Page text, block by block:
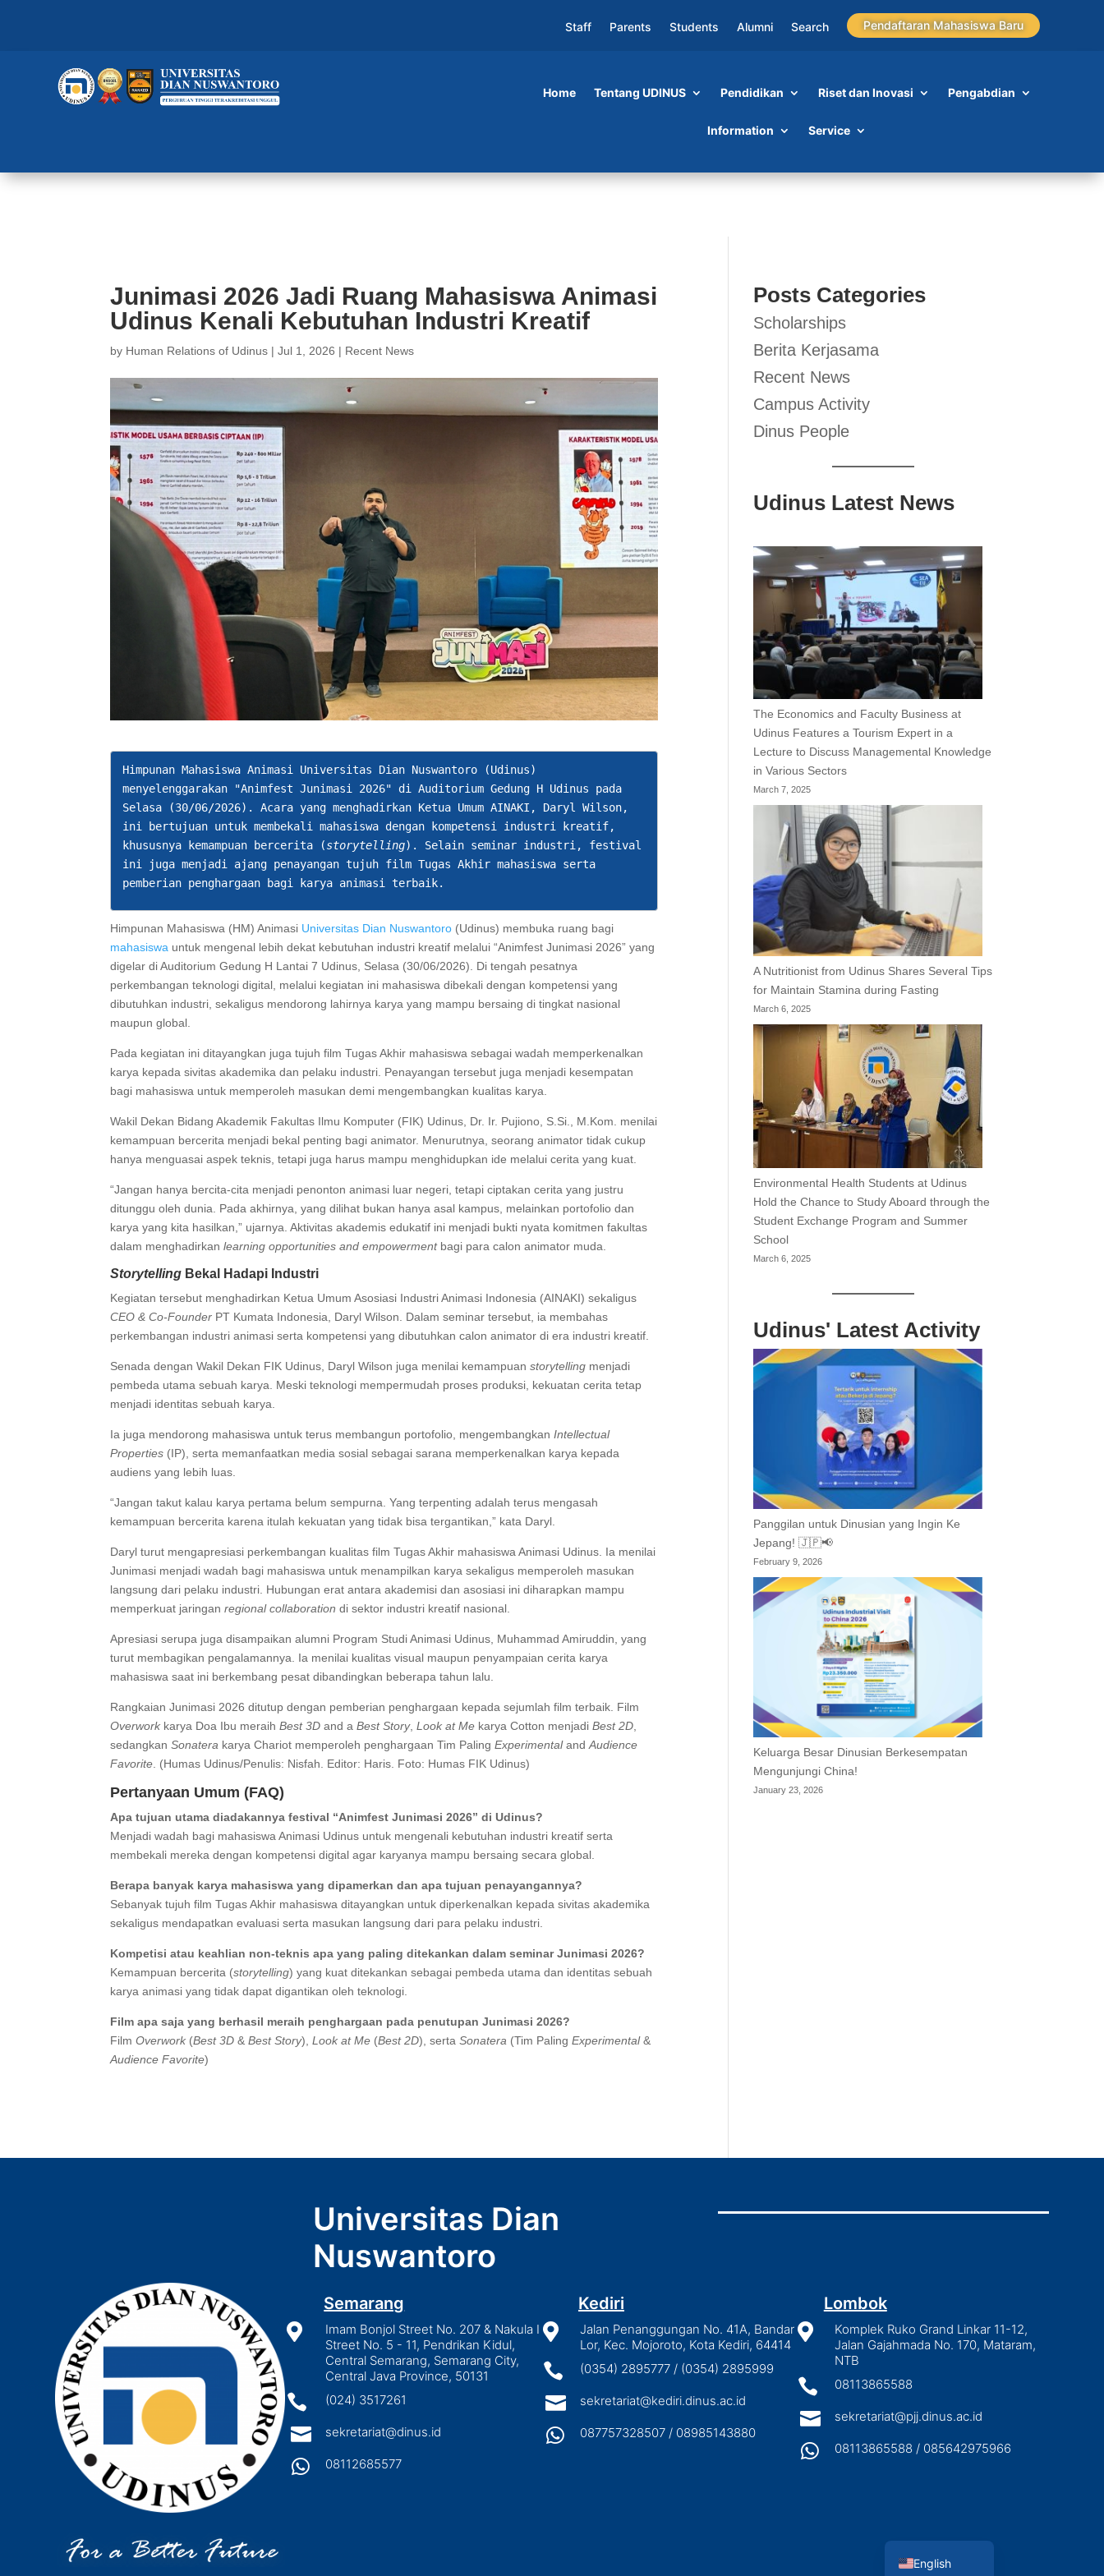
Staff Parents Students Alumni Search Pendaftaran Mahasiswa Baru
Home Tentang UDINUS Pendidikan Riset dan Inovasi Pengabdian
Information Service
Junimasi 2026 Jadi Ruang Mahasiswa Animasi
Udinus Kenali Kebutuhan Industri Kreatif
by Human Relations of Udinus |Jul 1, 2026 | Recent News
Himpunan Mahasiswa Animasi Universitas Dian Nuswantoro (Udinus)
menyelenggarakan "Animfest Junimasi 2026" di Auditorium Gedung H Udinus pada
Selasa (30/06/2026). Acara yang menghadirkan Ketua Umum AINAKI, Daryl Wilson,
ini bertujuan untuk membekali mahasiswa dengan kompetensi industri kreatif,
khususnya kemampuan bercerita (storytelling). Selain seminar industri, festival
ini juga menjadi ajang penayangan tujuh film Tugas Akhir mahasiswa serta
pemberian penghargaan bagi karya animasi terbaik.
Himpunan Mahasiswa (HM) Animasi Universitas Dian Nuswantoro (Udinus) membuka ruang bagi
mahasiswa untuk mengenal lebih dekat kebutuhan industri kreatif melalui “Animfest Junimasi 2026” yang
digelar di Auditorium Gedung H Lantai 7 Udinus, Selasa (30/06/2026). Di tengah pesatnya
perkembangan teknologi digital, melalui kegiatan ini mahasiswa dibekali dengan kompetensi yang
dibutuhkan industri, sekaligus mendorong lahirnya karya yang mampu bersaing di tingkat nasional
maupun global.
Pada kegiatan ini ditayangkan juga tujuh film Tugas Akhir mahasiswa sebagai wadah memperkenalkan
karya kepada sivitas akademika dan pelaku industri. Penayangan tersebut juga menjadi kesempatan
bagi mahasiswa untuk memperoleh masukan demi mengembangkan kualitas karya.
Wakil Dekan Bidang Akademik Fakultas Ilmu Komputer (FIK) Udinus, Dr. Ir. Pujiono, S.Si., M.Kom. menilai
kemampuan bercerita menjadi bekal penting bagi animator. Menurutnya, seorang animator tidak cukup
hanya menguasai aspek teknis, tetapi juga harus mampu menghidupkan ide melalui cerita yang kuat.
“Jangan hanya bercita-cita menjadi penonton animasi luar negeri, tetapi ciptakan cerita yang justru
ditunggu oleh dunia. Pada akhirnya, yang dilihat bukan hanya asal kampus, melainkan portofolio dan
karya yang kita hasilkan,” ujarnya. Aktivitas akademis edukatif ini menjadi bukti nyata komitmen fakultas
dalam menghadirkanlearning opportunities and empowermentbagi para calon animator muda.
Storytelling Bekal Hadapi Industri
Kegiatan tersebut menghadirkan Ketua Umum Asosiasi Industri Animasi Indonesia (AINAKI) sekaligus
CEO & Co-Founder PT Kumata Indonesia, Daryl Wilson. Dalam seminar tersebut, ia membahas
perkembangan industri animasi serta kompetensi yang dibutuhkan calon animator di era industri kreatif.
Senada dengan Wakil Dekan FIK Udinus, Daryl Wilson juga menilai kemampuanstorytelling menjadi
pembeda utama sebuah karya. Meski teknologi mempermudah proses produksi, kekuatan cerita tetap
menjadi identitas sebuah karya.
Ia juga mendorong mahasiswa untuk terus membangun portofolio, mengembangkanIntellectual
Properties (IP), serta memanfaatkan media sosial sebagai sarana memperkenalkan karya kepada
audiens yang lebih luas.
“Jangan takut kalau karya pertama belum sempurna. Yang terpenting adalah terus mengasah
kemampuan bercerita karena itulah kekuatan yang tidak bisa tergantikan,” kata Daryl.
Daryl turut mengapresiasi perkembangan kualitas film Tugas Akhir mahasiswa Animasi Udinus. Ia menilai
Junimasi menjadi wadah bagi mahasiswa untuk menampilkan karya sekaligus memperoleh masukan
langsung dari pelaku industri. Hubungan erat antara akademisi dan asosiasi ini diharapkan mampu
memperkuat jaringanregional collaboration di sektor industri kreatif nasional.
Apresiasi serupa juga disampaikan alumni Program Studi Animasi Udinus, Muhammad Amiruddin, yang
turut membagikan pengalamannya. Ia menilai kualitas visual maupun penyampaian cerita karya
mahasiswa saat ini berkembang pesat dibandingkan beberapa tahun lalu.
Rangkaian Junimasi 2026 ditutup dengan pemberian penghargaan kepada sejumlah film terbaik. Film
Overwork karya Doa Ibu meraihBest 3D and aBest Story,Look at Me karya Cotton menjadiBest 2D
sedangkanSonatera karya Chariot memperoleh penghargaan Tim PalingExperimentalandAudience
Favorite . (Humas Udinus/Penulis: Nisfah. Editor: Haris. Foto: Humas FIK Udinus)
Pertanyaan Umum (FAQ)
Apa tujuan utama diadakannya festival “Animfest Junimasi 2026” di Udinus?
Menjadi wadah bagi mahasiswa Animasi Udinus untuk mengenali kebutuhan industri kreatif serta
membekali mereka dengan kompetensi digital agar karyanya mampu bersaing secara global.
Berapa banyak karya mahasiswa yang dipamerkan dan apa tujuan penayangannya?
Sebanyak tujuh film Tugas Akhir mahasiswa ditayangkan untuk diperkenalkan kepada sivitas akademika
sekaligus mendapatkan evaluasi serta masukan langsung dari para pelaku industri.
Kompetisi atau keahlian non-teknis apa yang paling ditekankan dalam seminar Junimasi 2026?
Kemampuan bercerita (storytelling) yang kuat ditekankan sebagai pembeda utama dan identitas sebuah
karya animasi yang tidak dapat digantikan oleh teknologi.
Film apa saja yang berhasil meraih penghargaan pada penutupan Junimasi 2026?
FilmOverwork (Best 3D &Best Story),Look at Me (Best 2D), sertaSonatera (Tim PalingExperimental&
Audience Favorite)
Posts Categories
Scholarships
Berita Kerjasama
Recent News
Campus Activity
Dinus People
Udinus Latest News
The Economics and Faculty Business at
Udinus Features a Tourism Expert in a
Lecture to Discuss Managemental Knowledge
in Various Sectors
March 7, 2025
A Nutritionist from Udinus Shares Several Tips
for Maintain Stamina during Fasting
March 6, 2025
Environmental Health Students at Udinus
Hold the Chance to Study Aboard through the
Student Exchange Program and Summer
School
March 6, 2025
Udinus' Latest Activity
Panggilan untuk Dinusian yang Ingin Ke
Jepang! 🇯🇵📢
February 9, 2026
Keluarga Besar Dinusian Berkesempatan
Mengunjungi China!
January 23, 2026
Universitas Dian
Nuswantoro
Semarang

Imam Bonjol Street No. 207 & Nakula I
Street No. 5 - 11, Pendrikan Kidul,
Central Semarang, Semarang City,
Central Java Province, 50131
 (024) 3517261
 sekretariat@dinus.id
 08112685577
Kediri

Jalan Penanggungan No. 41A, Bandar
Lor, Kec. Mojoroto, Kota Kediri, 64414
 (0354) 2895777 / (0354) 2895999
 sekretariat@kediri.dinus.ac.id
 087757328507 / 08985143880
Lombok

Komplek Ruko Grand Linkar 11-12,
Jalan Gajahmada No. 170, Mataram,
NTB
 08113865588
 sekretariat@pjj.dinus.ac.id
 08113865588 / 085642975966
English